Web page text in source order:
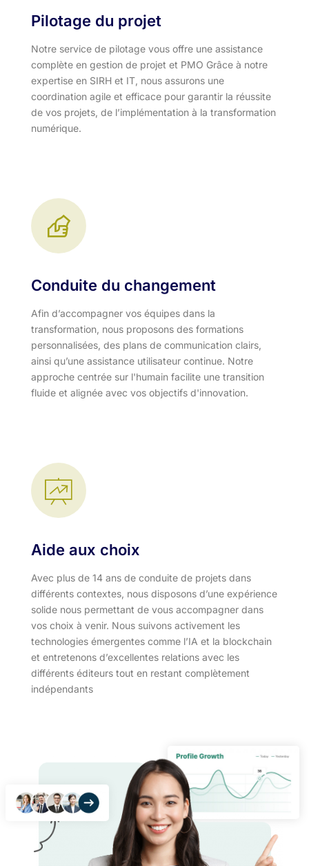
Pilotage du projet
Notre service de pilotage vous offre une assistance
complète en gestion de projet et PMO Grâce à notre
expertise en SIRH et IT, nous assurons une
coordination agile et efficace pour garantir la réussite
de vos projets, de l’implémentation à la transformation
numérique.
Conduite du changement
Afin d’accompagner vos équipes dans la
transformation, nous proposons des formations
personnalisées, des plans de communication clairs,
ainsi qu’une assistance utilisateur continue. Notre
approche centrée sur l'humain facilite une transition
fluide et alignée avec vos objectifs d'innovation.​
Aide aux choix
Avec plus de 14 ans de conduite de projets dans
différents contextes, nous disposons d’une expérience
solide nous permettant de vous accompagner dans
vos choix à venir. Nous suivons activement les
technologies émergentes comme l’IA et la blockchain
et entretenons d’excellentes relations avec les
différents éditeurs tout en restant complètement
indépendants